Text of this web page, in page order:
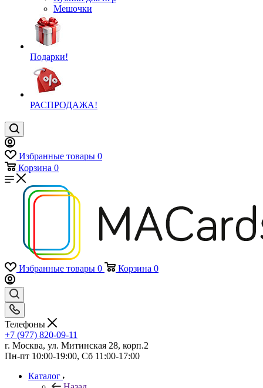
Мешочки
Подарки!
РАСПРОДАЖА!
Избранные товары 0
Корзина 0
Избранные товары 0 Корзина 0
Телефоны
+7 (977) 820-09-11
г. Москва, ул. Митинская 28, корп.2
Пн-пт 10:00-19:00, Сб 11:00-17:00
Каталог